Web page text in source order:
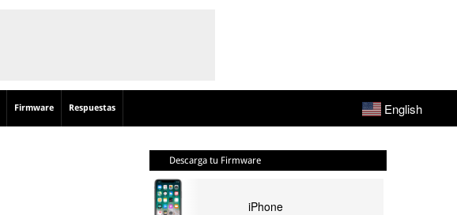
Firmware Respuestas English
Descarga tu Firmware
iPhone